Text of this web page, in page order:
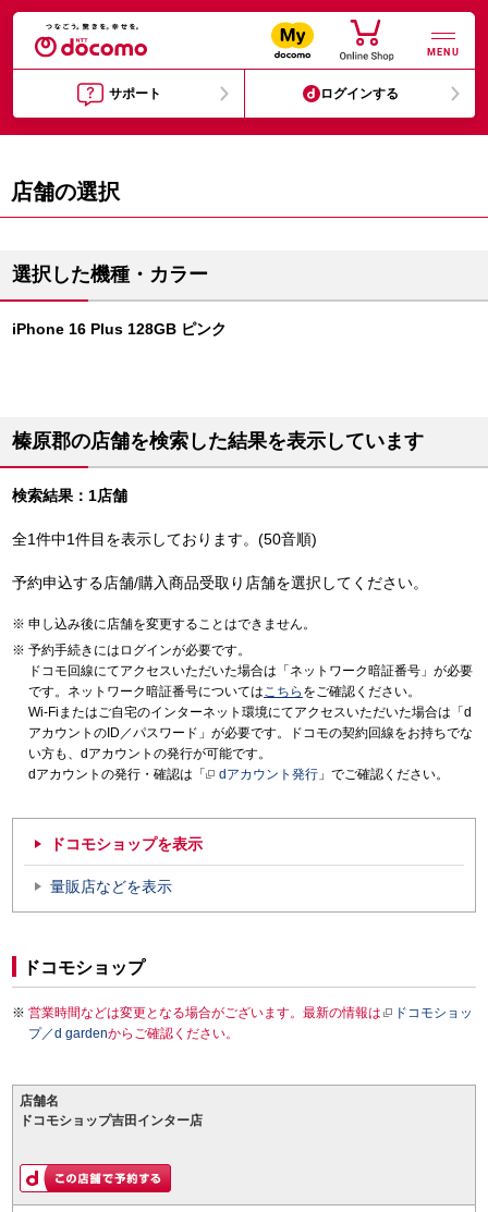
MENU
サポート ログインする
店舗の選択
選択した機種・カラー
iPhone 16 Plus 128GB ピンク
榛原郡の店舗を検索した結果を表示しています
検索結果：1店舗
全1件中1件目を表示しております。(50音順)
予約申込する店舗/購入商品受取り店舗を選択してください。
申し込み後に店舗を変更することはできません。
予約手続きにはログインが必要です。
ドコモ回線にてアクセスいただいた場合は「ネットワーク暗証番号」が必要
です。ネットワーク暗証番号についてはこちら をご確認ください。
Wi-Fiまたはご自宅のインターネット環境にてアクセスいただいた場合は「d
アカウントのID／パスワード」が必要です。ドコモの契約回線をお持ちでな
い方も、dアカウントの発行が可能です。
dアカウントの発行・確認は「
dアカウント発行 」でご確認ください。
ドコモショップを表示
量販店などを表示
ドコモショップ
営業時間などは変更となる場合がございます。最新の情報は
ドコモショッ
プ／d gardenからご確認ください。
店舗名
ドコモショップ吉田インター店